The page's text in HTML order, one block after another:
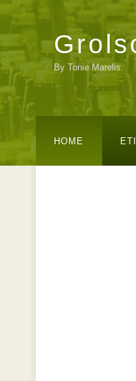
By Tonie Marelis.
HOME